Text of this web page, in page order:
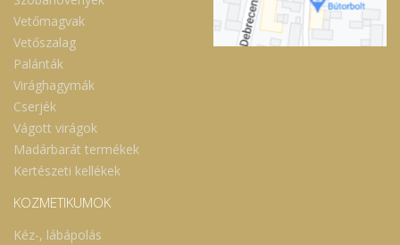
Vetőmagvak
Vetőszalag
Palánták
Virághagymák
Cserjék
Vágott virágok
Madárbarát termékek
Kertészeti kellékek
KOZMETIKUMOK
Kéz-, lábápolás